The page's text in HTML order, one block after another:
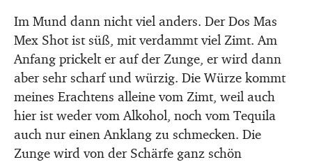
Im Mund dann nicht viel anders. Der Dos Mas
Mex Shot ist süß, mit verdammt viel Zimt. Am
Anfang prickelt er auf der Zunge, er wird dann
aber sehr scharf und würzig. Die Würze kommt
meines Erachtens alleine vom Zimt, weil auch
hier ist weder vom Alkohol, noch vom Tequila
auch nur einen Anklang zu schmecken. Die
Zunge wird von der Schärfe ganz schön